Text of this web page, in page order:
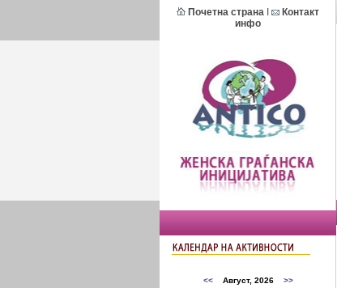
Почетна страна
Контакт
инфо